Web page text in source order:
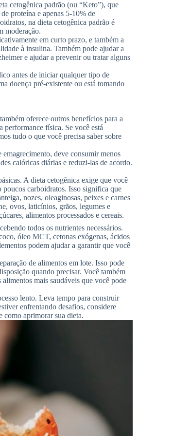
cetogênica padrão (ou “Keto”), que
proteína e apenas 5-10% de
na dieta cetogênica padrão é
moderação.
em curto prazo, e também a
à insulina. Também pode ajudar a
e ajudar a prevenir ou tratar alguns
antes de iniciar qualquer tipo de
doença pré-existente ou está tomando
oferece outros benefícios para a
performance física. Se você está
tudo o que você precisa saber sobre
deve consumir menos
calóricas diárias e reduzi-las de acordo.
A dieta cetogênica exige que você
poucos carboidratos. Isso significa que
nozes, oleaginosas, peixes e carnes
ovos, laticínios, grãos, legumes e
alimentos processados ​​e cereais.
todos os nutrientes necessários.
óleo MCT, cetonas exógenas, ácidos
podem ajudar a garantir que você
de alimentos em lote. Isso pode
quando precisar. Você também
mais saudáveis ​​que você pode
lento. Leva tempo para construir
enfrentando desafios, considere
como aprimorar sua dieta.